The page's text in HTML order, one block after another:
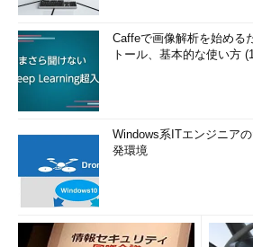
はSMBプロトコルの制限によるエラーで
ルを利用するクライアント側のシェルの
うな接続を許すとすると、2つのセッシ
くなるので、わざとエラーにしているよ
でnet useで接続した場合、いずれのリソ
\\server1\resource\～となり、どちらの
を指定することはできない。そのため接
ているようである。
合、このような方法がまったく不可能か
Caffeで画像解析を始める
トール、基本的な使い方
Windows系ITエンジニア
発環境